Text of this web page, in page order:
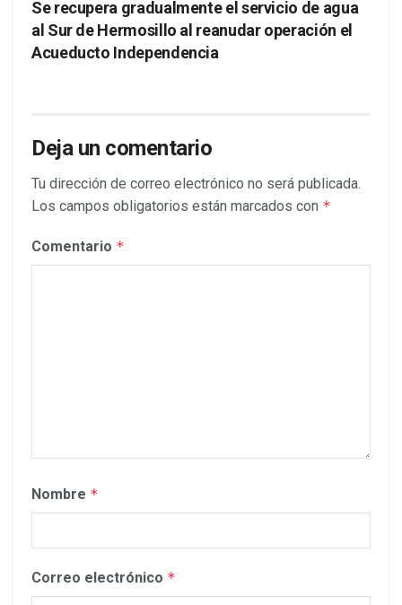
Se recupera gradualmente el servicio de agua
al Sur de Hermosillo al reanudar operación el
Acueducto Independencia
Deja un comentario
Tu dirección de correo electrónico no será publicada.
Los campos obligatorios están marcados con *
Comentario *
Nombre *
Correo electrónico *